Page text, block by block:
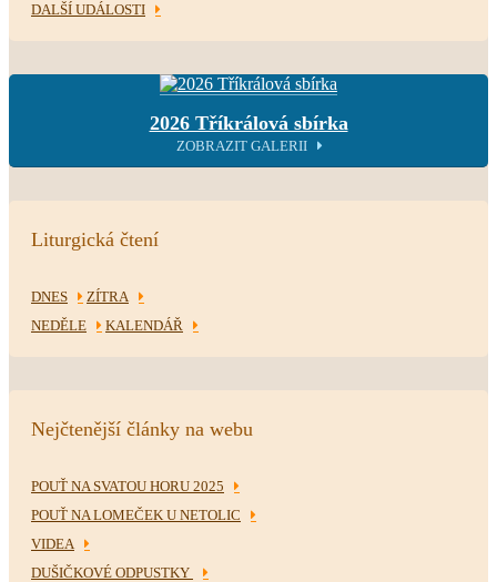
DALŠÍ UDÁLOSTI
2026 Tříkrálová sbírka
ZOBRAZIT GALERII
Liturgická čtení
DNES
ZÍTRA
NEDĚLE
KALENDÁŘ
Nejčtenější články na webu
POUŤ NA SVATOU HORU 2025
POUŤ NA LOMEČEK U NETOLIC
VIDEA
DUŠIČKOVÉ ODPUSTKY